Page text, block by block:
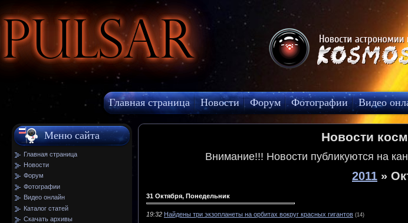
Pulsar
Главная страница Новости Форум Фотографии Видео
МКС онлайн
Меню сайта
Главная страница
Новости
Форум
Фотографии
Видео онлайн
Каталог статей
Скачать архивы
Новости
Внимание!!! Новости публикуются на
2011 »
31 Октября, Понедельник
19:32 Найдены три экзопланеты на орбитах вокруг красных гигантов (14)